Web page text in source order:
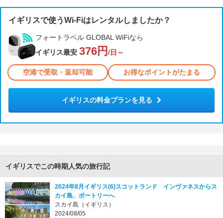
イギリスで使うWi-Fiはレンタルしましたか？
フォートラベル GLOBAL WiFiなら
イギリス最安 376円 /日～
空港で受取・返却可能 お得なポイントがたまる
イギリスの料金プランを見る
イギリスでこの時期人気の旅行記
2024年8月イギリス(6)スコットランド インヴァネスからス
カイ島、ポートリーへ
スカイ島（イギリス）
2024/08/05